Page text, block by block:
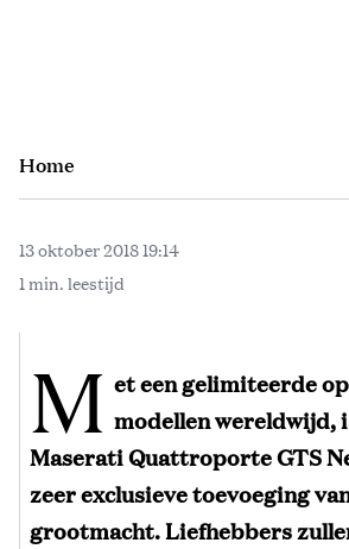
Home
13 oktober 2018 19:14
1 min. leestijd
M et een gelimiteerde
modellen wereldwijd,
Maserati Quattroporte GTS
zeer exclusieve toevoeging
grootmacht. Liefhebbers